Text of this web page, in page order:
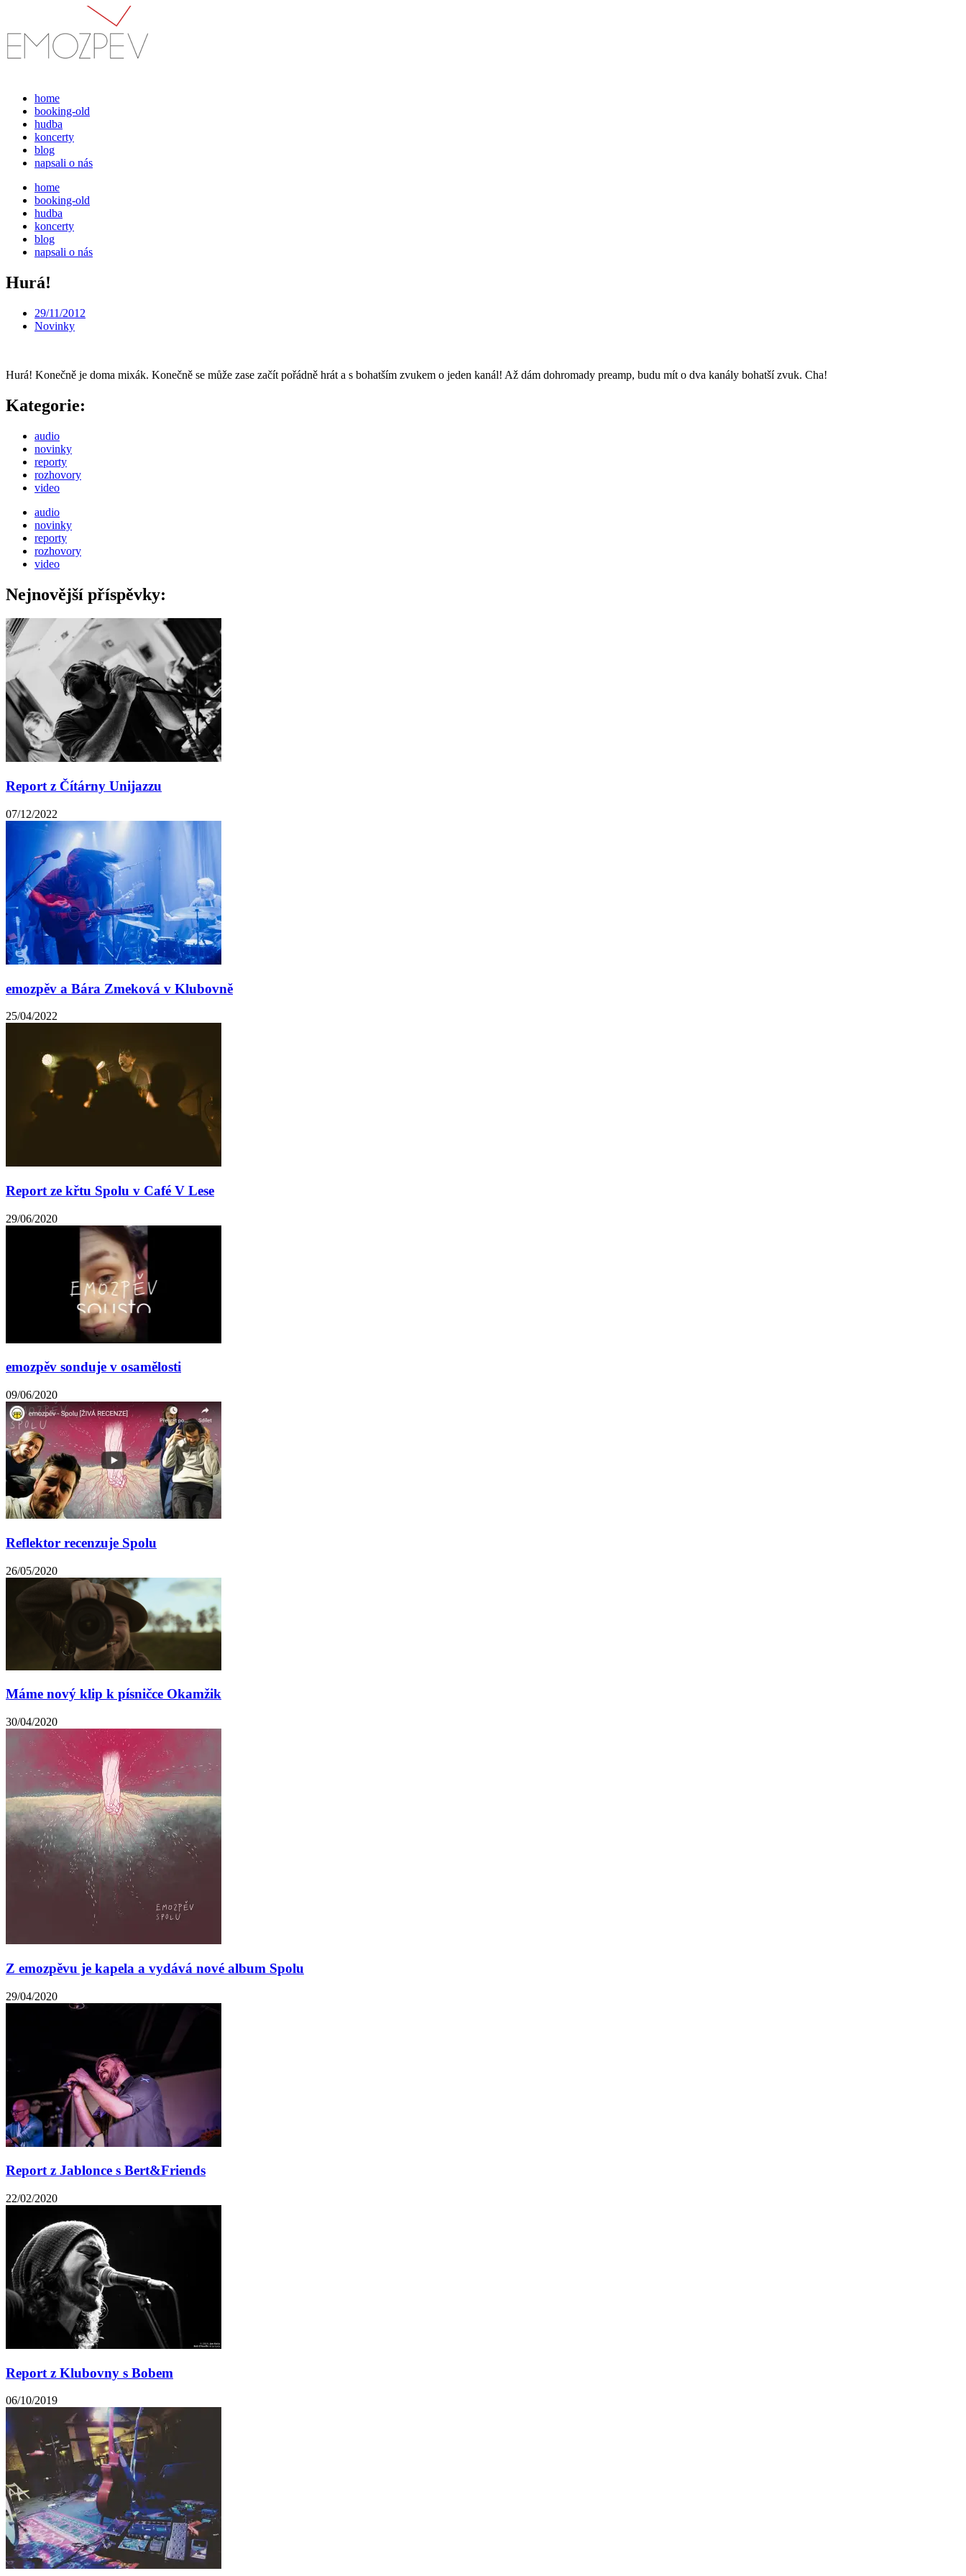
obsahu
home
booking-old
hudba
koncerty
blog
napsali o nás
home
booking-old
hudba
koncerty
blog
napsali o nás
Hurá!
29/11/2012
Novinky
Hurá! Konečně je doma mixák. Konečně se může zase začít pořádně hrát a s bohatším zvukem o jeden kanál! Až dám dohromady preamp, budu mít o dva kanály bohatší zvuk. Cha!
Kategorie:
audio
novinky
reporty
rozhovory
video
audio
novinky
reporty
rozhovory
video
Nejnovější příspěvky:
Report z Čítárny Unijazzu
07/12/2022
emozpěv a Bára Zmeková v Klubovně
25/04/2022
Report ze křtu Spolu v Café V Lese
29/06/2020
emozpěv sonduje v osamělosti
09/06/2020
Reflektor recenzuje Spolu
26/05/2020
Máme nový klip k písničce Okamžik
30/04/2020
Z emozpěvu je kapela a vydává nové album Spolu
29/04/2020
Report z Jablonce s Bert&Friends
22/02/2020
Report z Klubovny s Bobem
06/10/2019